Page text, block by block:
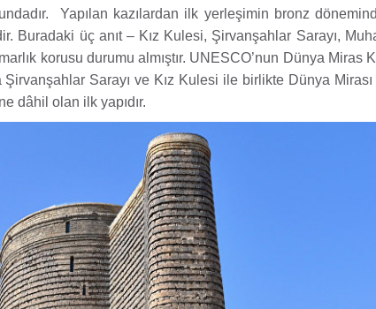
Yapılan kazılardan ilk yerleşimin bronz
Buradaki üç anıt – Kız Kulesi, Şirvanşahlar Sarayı,
korusu durumu almıştır. UNESCO’nun Dünya Miras
Şirvanşahlar Sarayı ve Kız Kulesi ile birlikte Dünya
dâhil olan ilk yapıdır.